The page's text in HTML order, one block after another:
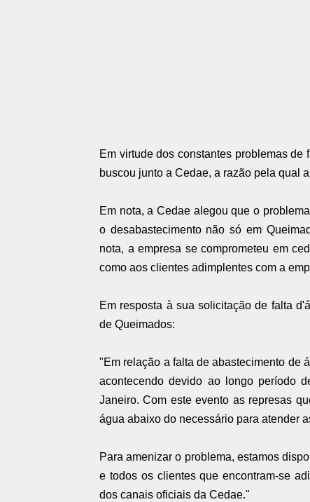
Em virtude dos constantes problemas de
buscou junto a Cedae, a razão pela qual
Em nota, a Cedae alegou que o
o desabastecimento não só em
nota, a empresa se comprometeu em
como aos clientes adimplentes com a
Em resposta à sua solicitação de falta
de Queimados:
"Em relação a falta de abastecimento de
acontecendo devido ao longo período
Janeiro. Com este evento as represas
água abaixo do necessário para atender
Para amenizar o problema, estamos
e todos os clientes que encontram-se
dos canais oficiais da Cedae."